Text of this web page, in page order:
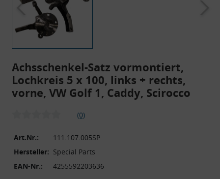
Achsschenkel-Satz vormontiert,
Lochkreis 5 x 100, links + rechts,
vorne, VW Golf 1, Caddy, Scirocco
(0)
Art.Nr.:
111.107.005SP
Hersteller: Special Parts
EAN-Nr.:
4255592203636